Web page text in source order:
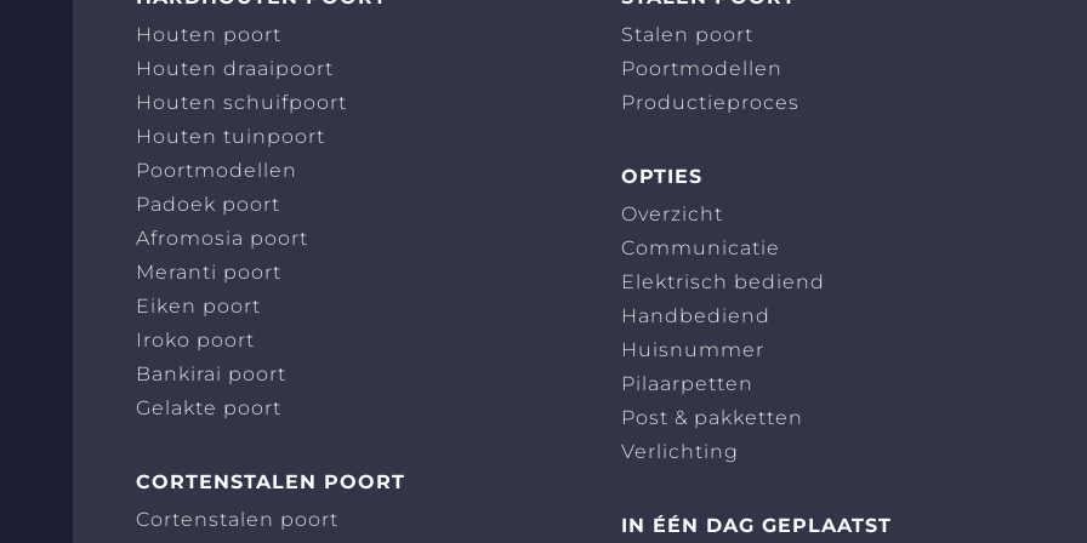
Houten poort
Houten draaipoort
Houten schuifpoort
Houten tuinpoort
Poortmodellen
Padoek poort
Afromosia poort
Meranti poort
Eiken poort
Iroko poort
Bankirai poort
Gelakte poort
CORTENSTALEN POORT
Cortenstalen poort
Stalen poort
Poortmodellen
Productieproces
OPTIES
Overzicht
Communicatie
Elektrisch bediend
Handbediend
Huisnummer
Pilaarpetten
Post & pakketten
Verlichting
IN ÉÉN DAG GEPLAATST